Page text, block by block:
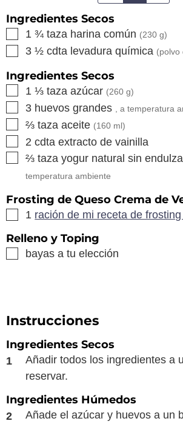
Ingredientes Secos
▢
1 ¾ taza harina común (230 g)
▢
3 ½ cdta levadura química (polvo
Ingredientes Secos
▢
1 ⅓ taza azúcar (260 g)
▢
3 huevos grandes , a temperatura
▢
⅔ taza aceite (160 ml)
▢
2 cdta extracto de vainilla
▢
⅔ taza yogur natural sin
temperatura ambiente
Frosting de Queso Crema de
▢
1 ración de mi receta de
Relleno y Toping
▢
bayas a tu elección
Instrucciones
Ingredientes Secos
Añadir todos los ingredientes a
reservar.
Ingredientes Húmedos
Añade el azúcar y huevos a un